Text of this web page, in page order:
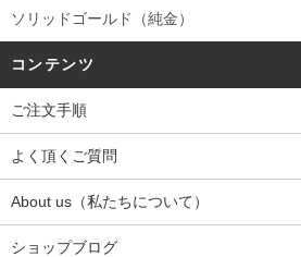
ソリッドゴールド（純金）
コンテンツ
ご注文手順
よく頂くご質問
About us（私たちについて）
ショップブログ